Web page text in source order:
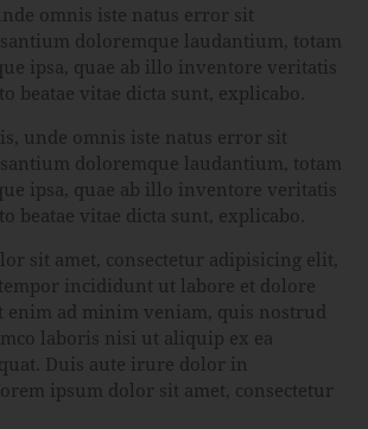
omnis iste natus error sit
doloremque laudantium, totam
ipsa, quae ab illo inventore veritatis
beatae vitae dicta sunt, explicabo.
unde omnis iste natus error sit
doloremque laudantium, totam
ipsa, quae ab illo inventore veritatis
beatae vitae dicta sunt, explicabo.
sit amet, consectetur adipisicing elit,
incididunt ut labore et dolore
enim ad minim veniam, quis nostrud
laboris nisi ut aliquip ex ea
Duis aute irure dolor in
ipsum dolor sit amet, consectetur